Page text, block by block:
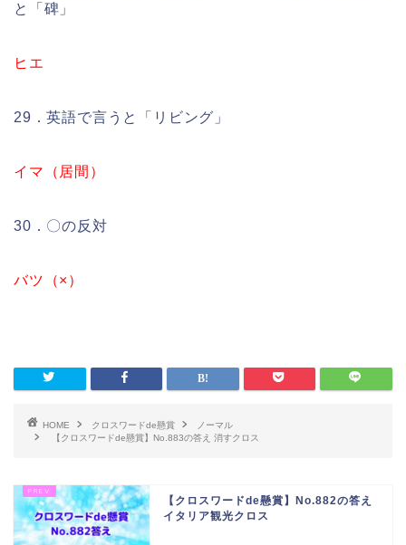
と「碑」
ヒエ
29．英語で言うと「リビング」
イマ（居間）
30．〇の反対
バツ（×）
HOME クロスワードde懸賞
ノーマル
【クロスワードde懸賞】No.883の答え 消すクロス
【クロスワードde懸賞】No.882の答え
イタリア観光クロス